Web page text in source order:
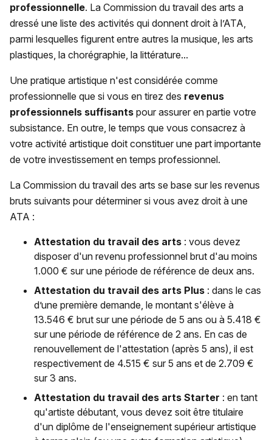
professionnelle. La Commission du travail des arts a
dressé une liste des activités qui donnent droit à l’ATA,
parmi lesquelles figurent entre autres la musique, les arts
plastiques, la chorégraphie, la littérature...
Une pratique artistique n'est considérée comme
professionnelle que si vous en tirez des revenus
professionnels suffisants pour assurer en partie votre
subsistance. En outre, le temps que vous consacrez à
votre activité artistique doit constituer une part importante
de votre investissement en temps professionnel.
La Commission du travail des arts se base sur les revenus
bruts suivants pour déterminer si vous avez droit à une
ATA :
Attestation du travail des arts : vous devez
disposer d'un revenu professionnel brut d'au moins
1.000 € sur une période de référence de deux ans.
Attestation du travail des arts Plus : dans le cas
d’une première demande, le montant s'élève à
13.546 € brut sur une période de 5 ans ou à 5.418 €
sur une période de référence de 2 ans. En cas de
renouvellement de l'attestation (après 5 ans), il est
respectivement de 4.515 € sur 5 ans et de 2.709 €
sur 3 ans.
Attestation du travail des arts Starter : en tant
qu'artiste débutant, vous devez soit être titulaire
d'un diplôme de l'enseignement supérieur artistique